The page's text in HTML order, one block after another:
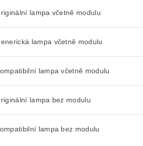
lampa včetně modulu
lampa včetně modulu
lampa včetně modulu
lampa bez modulu
lampa bez modulu